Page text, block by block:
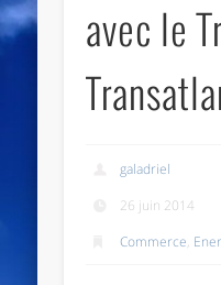
avec le
galadriel
26 juin 2014
Commerce,